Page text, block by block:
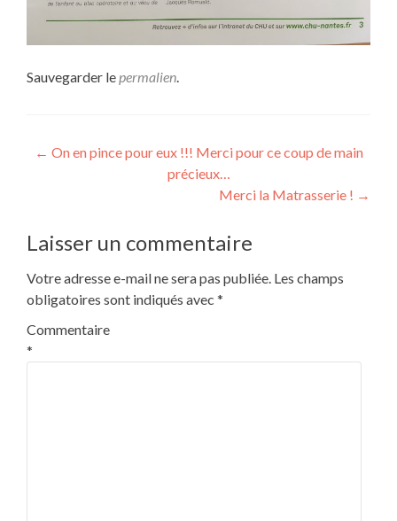
Sauvegarder lepermalien.
Navigation
← On en pince pour eux !!! Merci pour ce coup de main
précieux…
Merci la Matrasserie ! →
Laisser un commentaire
Votre adresse e-mail ne sera pas publiée. Les champs
obligatoires sont indiqués avec *
Commentaire
*